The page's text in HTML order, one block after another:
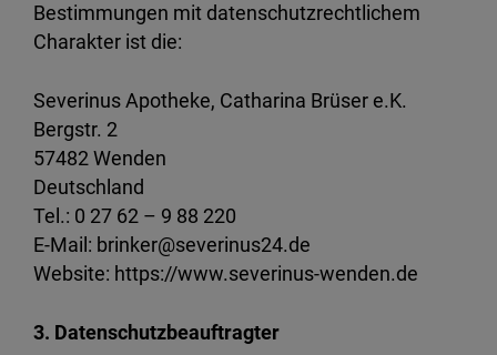
Bestimmungen mit datenschutzrechtlichem
Charakter ist die:
Severinus Apotheke, Catharina Brüser e.K.
Bergstr. 2
57482 Wenden
Deutschland
Tel.: 0 27 62 – 9 88 220
E-Mail: brinker@severinus24.de
Website: https://www.severinus-wenden.de
3. Datenschutzbeauftragter